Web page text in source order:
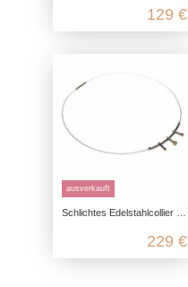
129 €
ausverkauft
Schlichtes Edelstahlcollier mit drei Goldanhängern und Zirkonia
229 €